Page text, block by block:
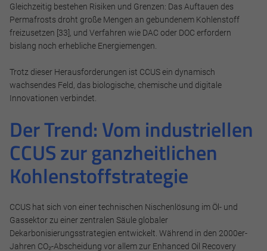
Gleichzeitig bestehen Risiken und Grenzen: Das Auftauen des
Permafrosts droht große Mengen an gebundenem Kohlenstoff
freizusetzen [33], und Verfahren wie DAC oder DOC erfordern
bislang noch erhebliche Energiemengen.
Trotz dieser Herausforderungen ist CCUS ein dynamisch
wachsendes Feld, das biologische, chemische und digitale
Innovationen verbindet.
Der Trend: Vom industriellen
CCUS zur ganzheitlichen
Kohlenstoffstrategie
CCUS hat sich von einer technischen Nischenlösung im Öl- und
Gassektor zu einer zentralen Säule globaler
Dekarbonisierungsstrategien entwickelt. Während in den 2000er-
Jahren CO₂-Abscheidung vor allem zur Enhanced Oil Recovery